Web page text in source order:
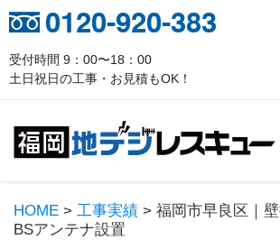
0120-920-383
受付時間 9：00〜18：00
土日祝日の工事・お見積もOK！
HOME > 工事実績 > 福岡市早良区｜
BSアンテナ設置